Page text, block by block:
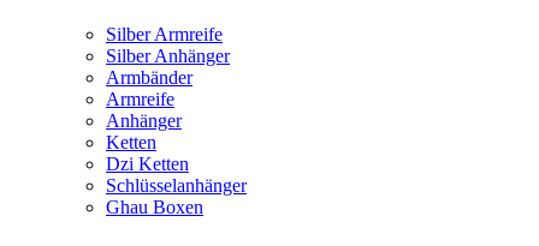
Silber Armreife
Silber Anhänger
Armbänder
Armreife
Anhänger
Ketten
Dzi Ketten
Schlüsselanhänger
Ghau Boxen